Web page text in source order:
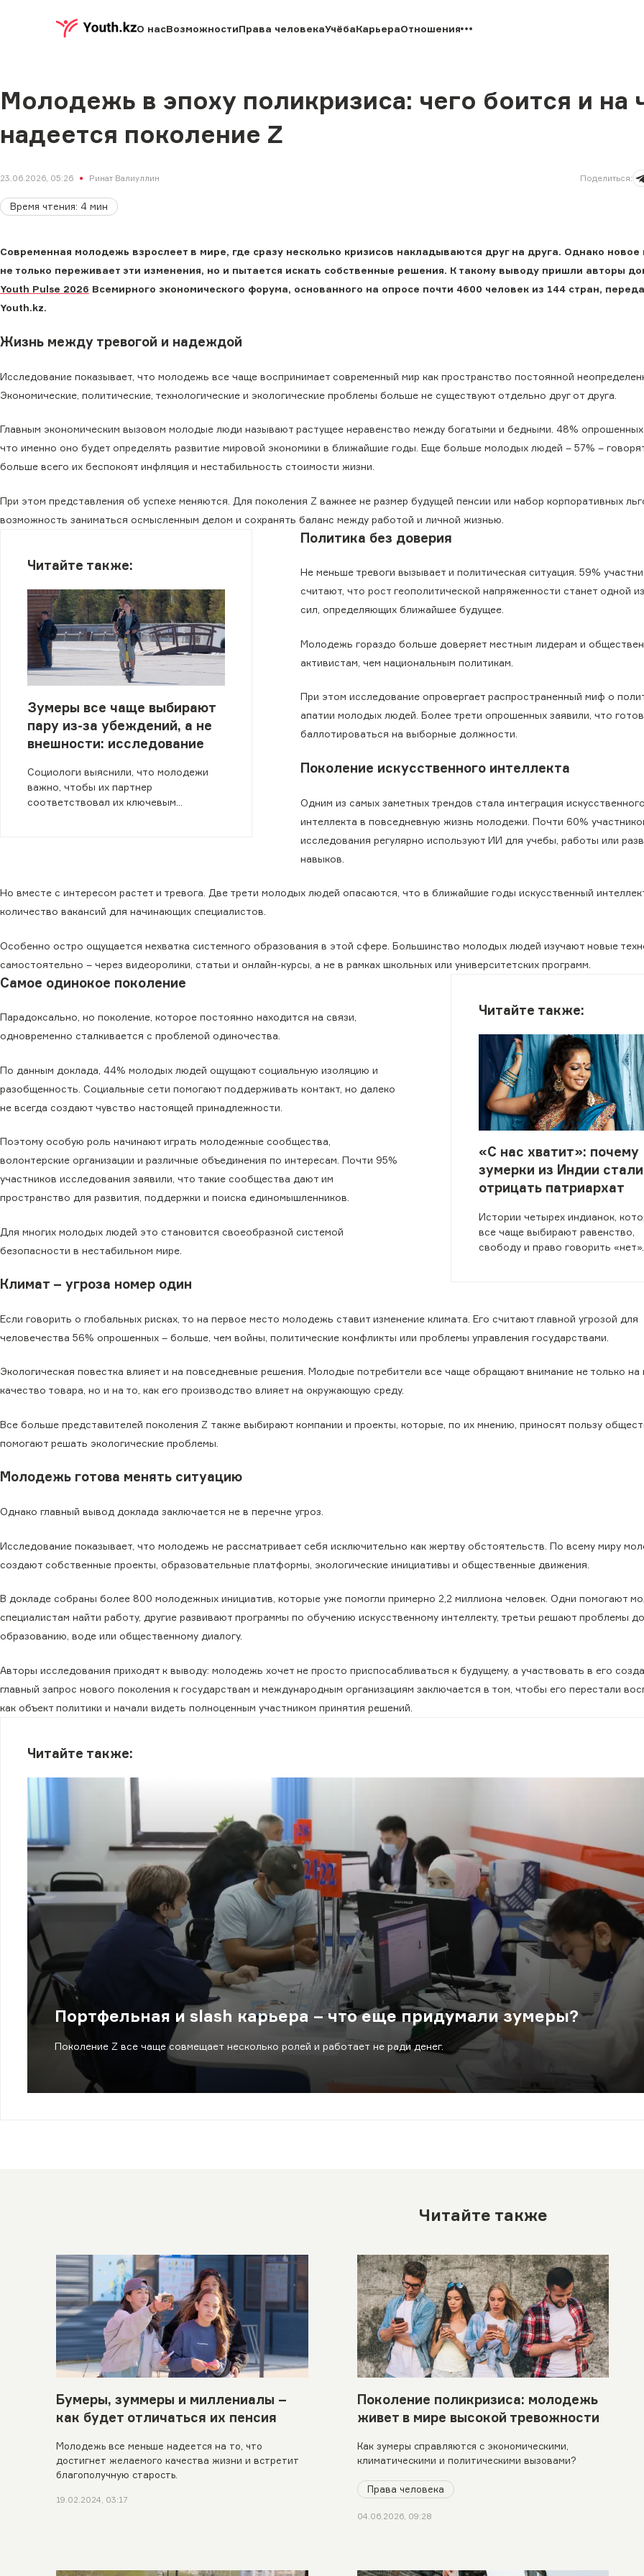
О насВозможностиПрава человекаУчёбаКарьераОтношения
Молодежь в эпоху поликризиса: чего боится и на
надеется поколение Z
23.06.2026, 05:26 Ринат Валиуллин Поделиться:
Время чтения: 4 мин
Современная молодежь взрослеет в мире, где сразу несколько кризисов накладываются друг на друга. Однако новое
не только переживает эти изменения, но и пытается искать собственные решения. К такому выводу пришли авторы
Youth Pulse 2026 Всемирного экономического форума, основанного на опросе почти 4600 человек из 144 стран,
Youth.kz.
Жизнь между тревогой и надеждой
Исследование показывает, что молодежь все чаще воспринимает современный мир как пространство постоянной
Экономические, политические, технологические и экологические проблемы больше не существуют отдельно друг от друга.
Главным экономическим вызовом молодые люди называют растущее неравенство между богатыми и бедными. 48% опрошенных
что именно оно будет определять развитие мировой экономики в ближайшие годы. Еще больше молодых людей – 57% –
больше всего их беспокоят инфляция и нестабильность стоимости жизни.
При этом представления об успехе меняются. Для поколения Z важнее не размер будущей пенсии или набор корпоративных
возможность заниматься осмысленным делом и сохранять баланс между работой и личной жизнью.
Читайте также:
Зумеры все чаще выбирают
пару из-за убеждений, а не
внешности: исследование
Социологи выяснили, что молодежи
важно, чтобы их партнер
соответствовал их ключевым
Политика без доверия
Не меньше тревоги вызывает и политическая ситуация. 59%
считают, что рост геополитической напряженности станет одной
сил, определяющих ближайшее будущее.
Молодежь гораздо больше доверяет местным лидерам и
активистам, чем национальным политикам.
При этом исследование опровергает распространенный миф о
апатии молодых людей. Более трети опрошенных заявили, что
баллотироваться на выборные должности.
Поколение искусственного интеллекта
Одним из самых заметных трендов стала интеграция
интеллекта в повседневную жизнь молодежи. Почти 60%
исследования регулярно используют ИИ для учебы, работы или
навыков.
Но вместе с интересом растет и тревога. Две трети молодых людей опасаются, что в ближайшие годы искусственный
количество вакансий для начинающих специалистов.
Особенно остро ощущается нехватка системного образования в этой сфере. Большинство молодых людей изучают новые
самостоятельно – через видеоролики, статьи и онлайн-курсы, а не в рамках школьных или университетских программ.
Читайте также:
«С нас хватит»: почему
зумерки из Индии стали
отрицать патриархат
Истории четырех индианок,
все чаще выбирают равенство,
свободу и право говорить «нет».
Самое одинокое поколение
Парадоксально, но поколение, которое постоянно находится на связи,
одновременно сталкивается с проблемой одиночества.
По данным доклада, 44% молодых людей ощущают социальную изоляцию и
разобщенность. Социальные сети помогают поддерживать контакт, но далеко
не всегда создают чувство настоящей принадлежности.
Поэтому особую роль начинают играть молодежные сообщества,
волонтерские организации и различные объединения по интересам. Почти 95%
участников исследования заявили, что такие сообщества дают им
пространство для развития, поддержки и поиска единомышленников.
Для многих молодых людей это становится своеобразной системой
безопасности в нестабильном мире.
Климат – угроза номер один
Если говорить о глобальных рисках, то на первое место молодежь ставит изменение климата. Его считают главной угрозой для
человечества 56% опрошенных – больше, чем войны, политические конфликты или проблемы управления государствами.
Экологическая повестка влияет и на повседневные решения. Молодые потребители все чаще обращают внимание не только на
качество товара, но и на то, как его производство влияет на окружающую среду.
Все больше представителей поколения Z также выбирают компании и проекты, которые, по их мнению, приносят пользу
помогают решать экологические проблемы.
Молодежь готова менять ситуацию
Однако главный вывод доклада заключается не в перечне угроз.
Исследование показывает, что молодежь не рассматривает себя исключительно как жертву обстоятельств. По всему миру
создают собственные проекты, образовательные платформы, экологические инициативы и общественные движения.
В докладе собраны более 800 молодежных инициатив, которые уже помогли примерно 2,2 миллиона человек. Одни помогают
специалистам найти работу, другие развивают программы по обучению искусственному интеллекту, третьи решают проблемы
образованию, воде или общественному диалогу.
Авторы исследования приходят к выводу: молодежь хочет не просто приспосабливаться к будущему, а участвовать в его
главный запрос нового поколения к государствам и международным организациям заключается в том, чтобы его перестали
как объект политики и начали видеть полноценным участником принятия решений.
Читайте также:
Портфельная и slash карьера – что еще придумали зумеры?
Поколение Z все чаще совмещает несколько ролей и работает не ради денег.
Читайте также
Бумеры, зуммеры и миллениалы –
как будет отличаться их пенсия
Молодежь все меньше надеется на то, что
достигнет желаемого качества жизни и встретит
благополучную старость.
19.02.2024, 03:17
Поколение поликризиса: молодежь
живет в мире высокой тревожности
Как зумеры справляются с экономическими,
климатическими и политическими вызовами?
Права человека
04.06.2026, 09:28